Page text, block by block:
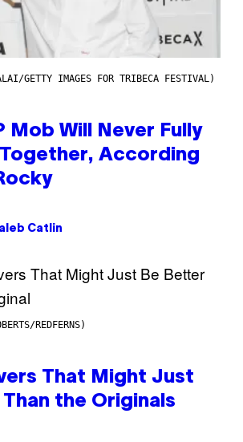
GETTY IMAGES FOR TRIBECA FESTIVAL)
Mob Will Never Fully
According
Catlin
REDFERNS)
That Might Just
the Originals